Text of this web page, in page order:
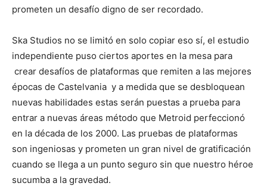
prometen un desafío digno de ser recordado.
Ska Studios no se limitó en solo copiar eso sí, el estudio
independiente puso ciertos aportes en la mesa para
crear desafíos de plataformas que remiten a las mejores
épocas de Castelvania y a medida que se desbloquean
nuevas habilidades estas serán puestas a prueba para
entrar a nuevas áreas método que Metroid perfeccionó
en la década de los 2000. Las pruebas de plataformas
son ingeniosas y prometen un gran nivel de gratificación
cuando se llega a un punto seguro sin que nuestro héroe
sucumba a la gravedad.